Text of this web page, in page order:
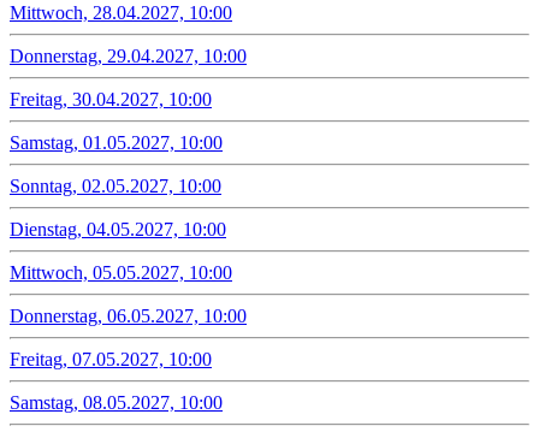
Mittwoch, 28.04.2027, 10:00
Donnerstag, 29.04.2027, 10:00
Freitag, 30.04.2027, 10:00
Samstag, 01.05.2027, 10:00
Sonntag, 02.05.2027, 10:00
Dienstag, 04.05.2027, 10:00
Mittwoch, 05.05.2027, 10:00
Donnerstag, 06.05.2027, 10:00
Freitag, 07.05.2027, 10:00
Samstag, 08.05.2027, 10:00